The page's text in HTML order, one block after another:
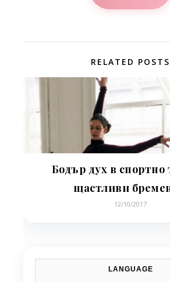
RELATED POSTS
Бодър дух в спортно
щастливи
12/10/2017
LANGUAGE